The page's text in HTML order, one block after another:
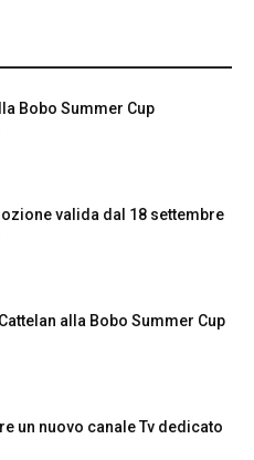
Bobo Summer Cup
valida dal 18 settembre
alla Bobo Summer Cup
un nuovo canale Tv dedicato